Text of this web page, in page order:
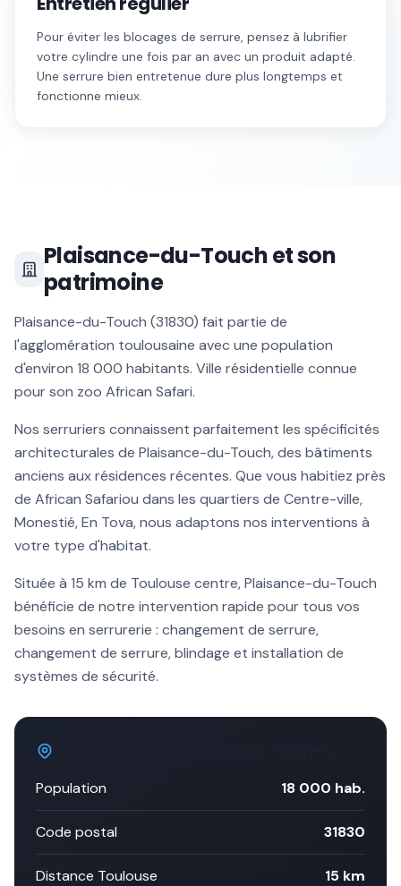
Pour éviter les blocages de serrure, pensez à lubrifier
votre cylindre une fois par an avec un produit adapté.
Une serrure bien entretenue dure plus longtemps et
fonctionne mieux.
Plaisance-du-Touchet son
patrimoine
Plaisance-du-Touch (31830) fait partie de
l'agglomération toulousaine avec une population
d'environ 18 000 habitants. Ville résidentielle connue
pour son zoo African Safari.
Nos serruriers connaissent parfaitement les spécificités
architecturales de Plaisance-du-Touch, des bâtiments
anciens aux résidences récentes. Que vous habitiez près
de African Safariou dans les quartiers de Centre-ville,
Monestié, En Tova, nous adaptons nos interventions à
votre type d'habitat.
Située à 15 km de Toulouse centre,Plaisance-du-Touch
bénéficie de notre intervention rapide pour tous vos
besoins en serrurerie : changement de serrure,
changement de serrure, blindage et installation de
systèmes de sécurité.
Population 18 000 hab.
Code postal 31830
Distance Toulouse 15 km